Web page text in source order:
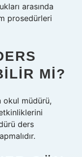
arasında
prosedürleri
MI?
müdürü,
ders